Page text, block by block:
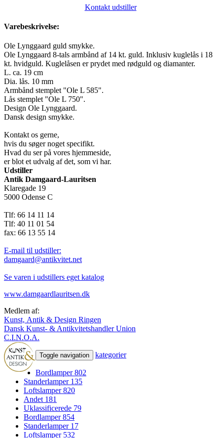
Kontakt udstiller
Varebeskrivelse:
Ole Lynggaard guld smykke.
Ole Lynggaard 8-tals armbånd af 14 kt. guld. Inklusiv kuglelås i 18
kt. hvidguld. Kuglelåsen er prydet med rødguld og diamanter.
L. ca. 19 cm
Dia. lås. 10 mm
Armbånd stemplet "Ole L 585".
Lås stemplet "Ole L 750".
Design Ole Lynggaard.
Dansk design smykke.
Kontakt os gerne,
hvis du søger noget specifikt.
Hvad du ser på vores hjemmeside,
er blot et udvalg af det, som vi har.
Udstiller
Antik Damgaard-Lauritsen
Klaregade 19
5000 Odense C
Tlf: 66 14 11 14
Tlf: 40 11 01 54
fax: 66 13 55 14
E-mail til udstiller:
damgaard@antikvitet.net
Se varen i udstillers eget katalog
www.damgaardlauritsen.dk
Medlem af:
Kunst, Antik & Design Ringen
Dansk Kunst- & Antikvitetshandler Union
C.I.N.O.A.
Toggle navigation kategorier
Bordlamper802
Standerlamper 135
Loftslamper820
Andet 181
Uklassificerede 79
Bordlamper854
Standerlamper 17
Loftslamper 532